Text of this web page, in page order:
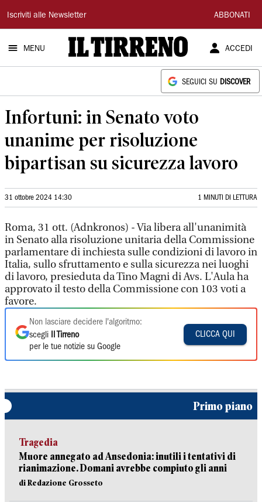
Il
Tirreno
Iscriviti alle Newsletter ABBONATI
MENU ACCEDI
SEGUICI SU DISCOVER
Infortuni: in Senato voto
unanime per risoluzione
bipartisan su sicurezza lavoro
31 ottobre 2024 14:30 1 MINUTI DI LETTURA
Roma, 31 ott. (Adnkronos) - Via libera all'unanimità
in Senato alla risoluzione unitaria della Commissione
parlamentare di inchiesta sulle condizioni di lavoro in
Italia, sullo sfruttamento e sulla sicurezza nei luoghi
di lavoro, presieduta da Tino Magni di Avs. L'Aula ha
approvato il testo della Commissione con 103 voti a
favore.
Non lasciare decidere l'algoritmo:
scegli
Il Tirreno
per le tue notizie su Google
CLICCA QUI
Primo piano
Tragedia
Muore annegato ad Ansedonia: inutili i tentativi di
rianimazione. Domani avrebbe compiuto gli anni
di Redazione Grosseto